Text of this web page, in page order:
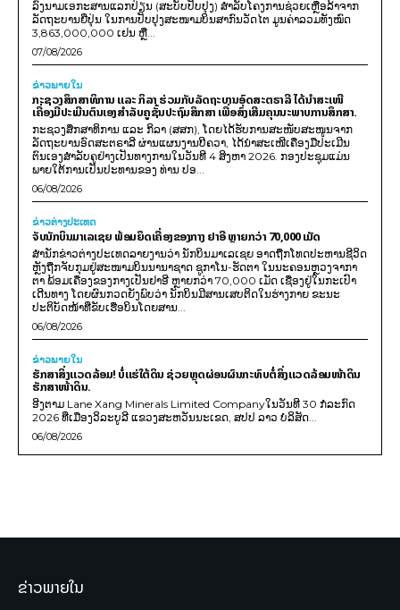
ລົງນາມເອກະສານແລກປ່ຽນ (ສະບັບປັບປຸງ) ສໍາລັບໂຄງການຊ່ວຍເຫຼືອລ້າຈາກ
ລັດຖະບານຍີ່ປຸ່ນ ໃນການປັບປຸງສະໜາມບິນສາກົນວັດໄຕ ມູນຄ່າລວມທັງໝົດ
3,863,000,000 ເຢນ ຫຼື...
07/08/2026
ຂ່າວພາຍ​ໃນ
ກະຊວງສຶກສາທິການ ແລະ ກິລາ ຮ່ວມກັບລັດຖະບານອົດສະຕຣາລີ ໄດ້ນຳສະເໜີ
ເຄື່ອງມືປະເມີນຕົນເອງສຳລັບຄູຊັ້ນປະຖົມສຶກສາ ເພື່ອສົ່ງເສີມຄຸນນະພາບການສຶກສາ.
ກະຊວງສຶກສາທິການ ແລະ ກິລາ (ສສກ), ໂດຍໄດ້ຮັບການສະໜັບສະໜູນຈາກ
ລັດຖະບານອົດສະຕຣາລີ ຜ່ານແຜນງານບີຄວາ, ໄດ້ນຳສະເໜີເຄື່ອງມືປະເມີນ
ຕົນເອງສຳລັບຄູຢ່າງເປັນທາງການໃນວັນທີ 4 ສິງຫາ 2026. ກອງປະຊຸມແມ່ນ
ພາຍໃຕ້ການເປັນປະທານຂອງ ທ່ານ ປອ...
06/08/2026
ຂ່າວຕ່າງປະເທດ
ຈັບນັກບິນມາເລເຊຍ ພ້ອມຍຶດເຄື່ອງຂອງກາງ ຢາອີ ຫຼາຍກວ່າ 70,000 ເມັດ
ສຳນັກຂ່າວຕ່າງປະເທດລາຍງານວ່າ ນັກບິນມາເລເຊຍ ອາດຖືກໂທດປະຫານຊີວິດ
ຫຼັງຖືກຈັບກຸມຢູ່ສະໜາມບິນນານາຊາດ ຊູກາໂນ-ຮັດຕາ ໃນນະຄອນຫຼວງຈາກາ
ຕາ ພ້ອມເຄື່ອງຂອງກາງເປັນຢາອີ ຫຼາຍກວ່າ 70,000 ເມັດ ເຊື່ອງຢູ່ໃນກະເປົາ
ເດີນທາງ ໂດຍຜົນກວດຍັງພົບວ່າ ນັກບິນມີສານເສບຕິດໃນຮ່າງກາຍ ຂະນະ
ປະຕິບັດໜ້າທີ່ຂັບເຮືອບິນໂດຍສານ...
06/08/2026
ຂ່າວພາຍ​ໃນ
ຮັກສາສິ່ງແວດລ້ອມ! ບໍ່ແຮ່ໃຕ້ດິນ ຊ່ວຍຫຼຸດຜ່ອນຜົນກະທົບຕໍ່ສິ່ງແວດລ້ອມໜ້າດິນ
ຮັກສາໜ້າດິນ.
ອີງຕາມ Lane Xang Minerals Limited Companyໃນວັນທີ 30 ກໍລະກົດ
2026 ທີ່ເມືອງວິລະບູລີ ແຂວງສະຫວັນນະເຂດ, ສປປ ລາວ ບໍລິສັດ...
06/08/2026
ຂ່າວພາຍໃນ